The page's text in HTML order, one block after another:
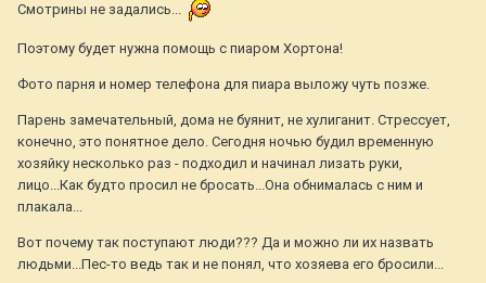
Смотрины не задались...
Поэтому будет нужна помощь с пиаром Хортона!
Фото парня и номер телефона для пиара выложу чуть позже.
Парень замечательный, дома не буянит, не хулиганит. Стрессует,
конечно, это понятное дело. Сегодня ночью будил временную
хозяйку несколько раз - подходил и начинал лизать руки,
лицо...Как будто просил не бросать...Она обнималась с ним и
плакала...
Вот почему так поступают люди??? Да и можно ли их назвать
людьми...Пес-то ведь так и не понял, что хозяева его бросили...